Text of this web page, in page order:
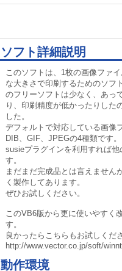
ソフト詳細説明
このソフトは、1枚の画像ファ
な大きさで印刷するためのソフ
のフリーソフトは少なく、あっ
り、印刷精度が低かったりした
した。
デフォルトで対応している画像
DIB、GIF、JPEGの4種類です。
susieプラグインを利用すれば他
す。
まだまだ完成品とは言えません
く製作してあります。
ぜひお試しください。
このVB6版から更に使いやすく
す。
良かったらこちらもお試しくだ
http://www.vector.co.jp/soft/
動作環境